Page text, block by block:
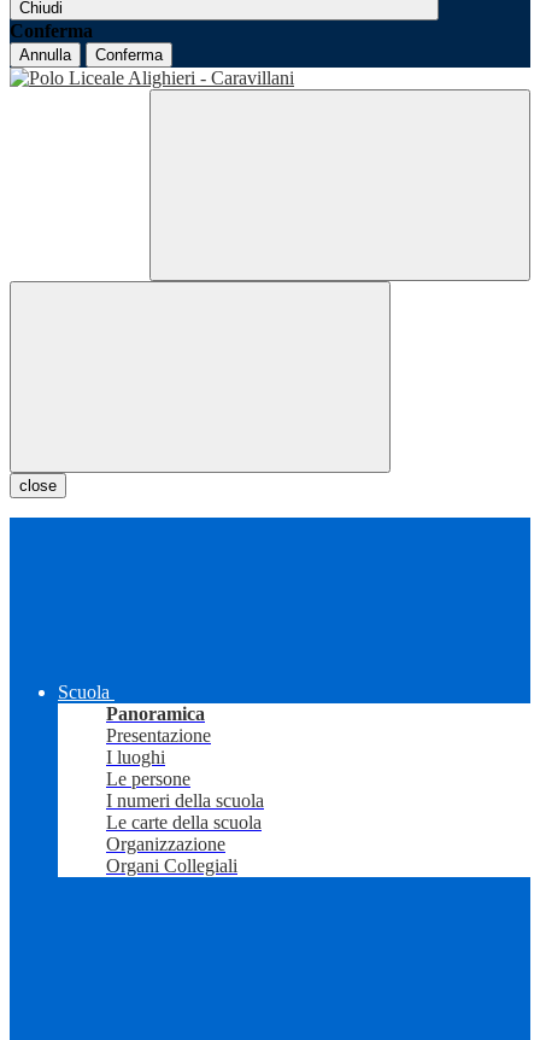
Chiudi
Conferma
Annulla Conferma
close
Scuola
Panoramica
Presentazione
I luoghi
Le persone
I numeri della scuola
Le carte della scuola
Organizzazione
Organi Collegiali